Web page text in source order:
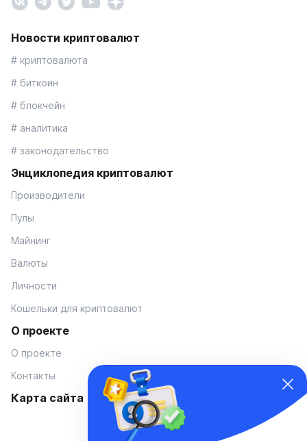
Новости криптовалют
# криптовалюта
# биткоин
# блокчейн
# аналитика
# законодательство
Энциклопедия криптовалют
Производители
Пулы
Майнинг
Валюты
Личности
Кошельки для криптовалют
О проекте
О проекте
Контакты
Карта сайта